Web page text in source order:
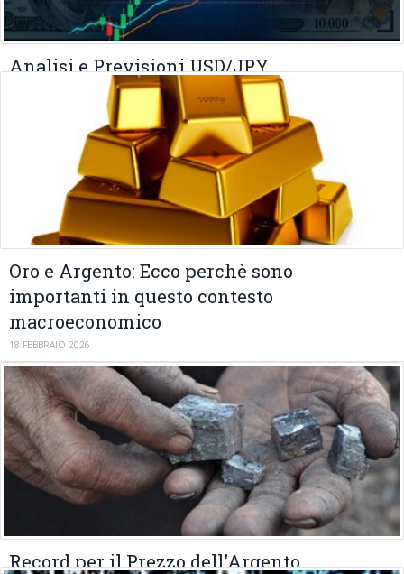
Analisi e Previsioni USD/JPY
Oro e Argento: Ecco perchè sono
importanti in questo contesto
macroeconomico
18 FEBBRAIO 2026
Record per il Prezzo dell'Argento